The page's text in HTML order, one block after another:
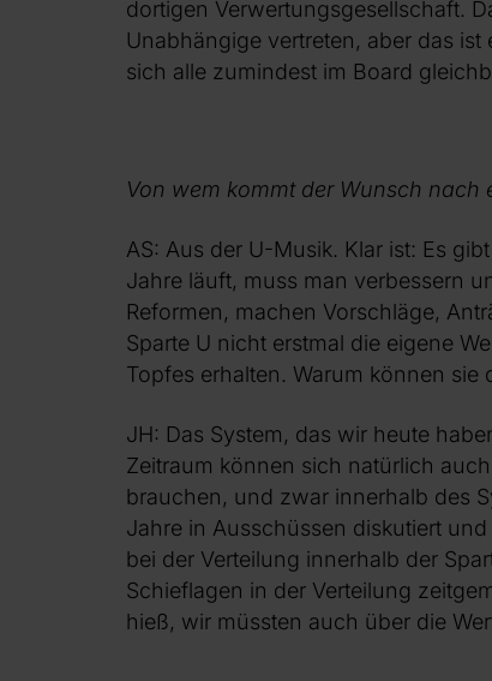
dortigen Verwertungsgesellschaft.
Unabhängige vertreten, aber das
sich alle zumindest im Board
Von wem kommt der Wunsch nach
AS: Aus der U-Musik. Klar ist: Es
Jahre läuft, muss man verbessern
Reformen, machen Vorschläge,
Sparte U nicht erstmal die eigene
Topfes erhalten. Warum können
JH: Das System, das wir heute
Zeitraum können sich natürlich
brauchen, und zwar innerhalb des
Jahre in Ausschüssen diskutiert
bei der Verteilung innerhalb der
Schieflagen in der Verteilung
hieß, wir müssten auch über die